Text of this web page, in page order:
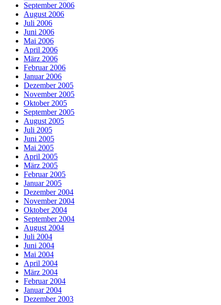
September 2006
August 2006
Juli 2006
Juni 2006
Mai 2006
April 2006
März 2006
Februar 2006
Januar 2006
Dezember 2005
November 2005
Oktober 2005
September 2005
August 2005
Juli 2005
Juni 2005
Mai 2005
April 2005
März 2005
Februar 2005
Januar 2005
Dezember 2004
November 2004
Oktober 2004
September 2004
August 2004
Juli 2004
Juni 2004
Mai 2004
April 2004
März 2004
Februar 2004
Januar 2004
Dezember 2003